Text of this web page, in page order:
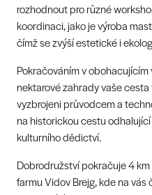
rozhodnout pro různé
koordinaci, jako je výroba
čímž se zvýší estetické i
Pokračováním v
nektarové zahrady vaše
vyzbrojeni průvodcem a
na historickou cestu
kulturního dědictví.
Dobrodružství pokračuje 4
farmu Vidov Brejg, kde na